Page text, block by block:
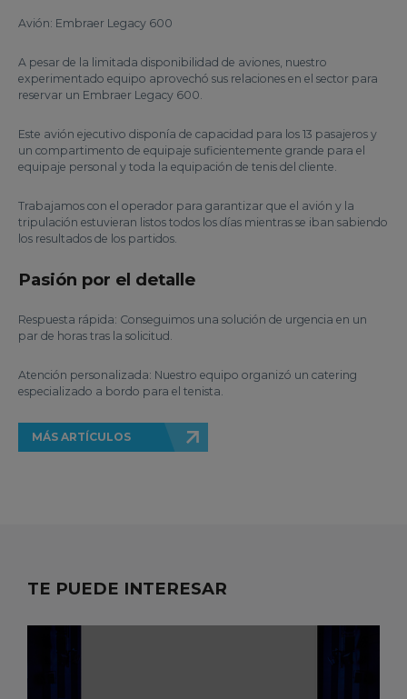
Avión: Embraer Legacy 600
A pesar de la limitada disponibilidad de aviones, nuestro
experimentado equipo aprovechó sus relaciones en el sector para
reservar un Embraer Legacy 600.
Este avión ejecutivo disponía de capacidad para los 13 pasajeros y
un compartimento de equipaje suficientemente grande para el
equipaje personal y toda la equipación de tenis del cliente.
Trabajamos con el operador para garantizar que el avión y la
tripulación estuvieran listos todos los días mientras se iban sabiendo
los resultados de los partidos.
Pasión por el detalle
Respuesta rápida: Conseguimos una solución de urgencia en un
par de horas tras la solicitud.
Atención personalizada: Nuestro equipo organizó un catering
especializado a bordo para el tenista.
MÁS ARTÍCULOS
TE PUEDE INTERESAR